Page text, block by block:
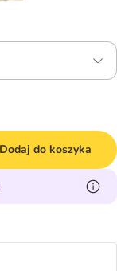
Dodaj do koszyka